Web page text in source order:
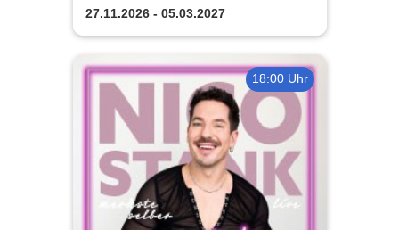
Erlebnisgastronomie | Seit 14
Jahren & über 500 Magic
Dinner Shows
27.11.2026 - 05.03.2027
18:00 Uhr